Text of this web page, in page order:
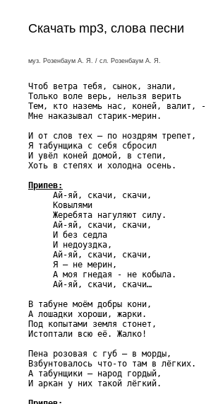
Скачать mp3, слова песни
муз. Розенбаум А. Я. / сл. Розенбаум А. Я.
Чтоб ветра тебя, сынок, знали,
Только воле верь, нельзя верить
Тем, кто наземь нас, коней, валит, -
Мне наказывал старик-мерин.
И от слов тех – по ноздрям трепет,
Я табунщика с себя сбросил
И увёл коней домой, в степи,
Хоть в степях и холодна осень.
Припев:
Ай-яй, скачи, скачи,
     Ковылями
     Жеребята нагуляют силу.
     Ай-яй, скачи, скачи,
     И без седла
     И недоуздка,
     Ай-яй, скачи, скачи,
     Я – не мерин,
     А моя гнедая - не кобыла.
     Ай-яй, скачи, скачи…
В табуне моём добры кони,
А лошадки хороши, жарки.
Под копытами земля стонет,
Истоптали всю её. Жалко!
Пена розовая с губ – в морды,
Взбунтовалось что-то там в лёгких.
А табунщики – народ гордый,
И аркан у них такой лёгкий.